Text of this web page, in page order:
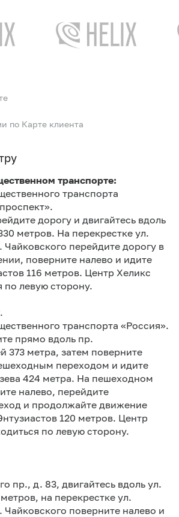
по Карте клиента
транспорте:
транспорта
дорогу и двигайтесь вдоль
метров. На перекрестке ул.
Чайковского перейдите дорогу в
поверните налево и идите
116 метров. Центр Хеликс
по левую сторону.
транспорта «Россия».
прямо вдоль пр.
373 метра, затем поверните
переходом и идите
424 метра. На пешеходном
налево, перейдите
и продолжайте движение
120 метров. Центр
по левую сторону.
пр., д. 83, двигайтесь вдоль ул.
на перекрестке ул.
Чайковского поверните налево и